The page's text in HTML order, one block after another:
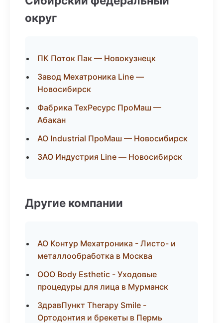
округ
ПК Поток Пак — Новокузнецк
Завод Мехатроника Line —
Новосибирск
Фабрика ТехРесурс ПроМаш —
Абакан
АО Industrial ПроМаш — Новосибирск
ЗАО Индустрия Line — Новосибирск
Другие компании
АО Контур Мехатроника - Листо- и
металлообработка в Москва
ООО Body Esthetic - Уходовые
процедуры для лица в Мурманск
ЗдравПункт Therapy Smile -
Ортодонтия и брекеты в Пермь